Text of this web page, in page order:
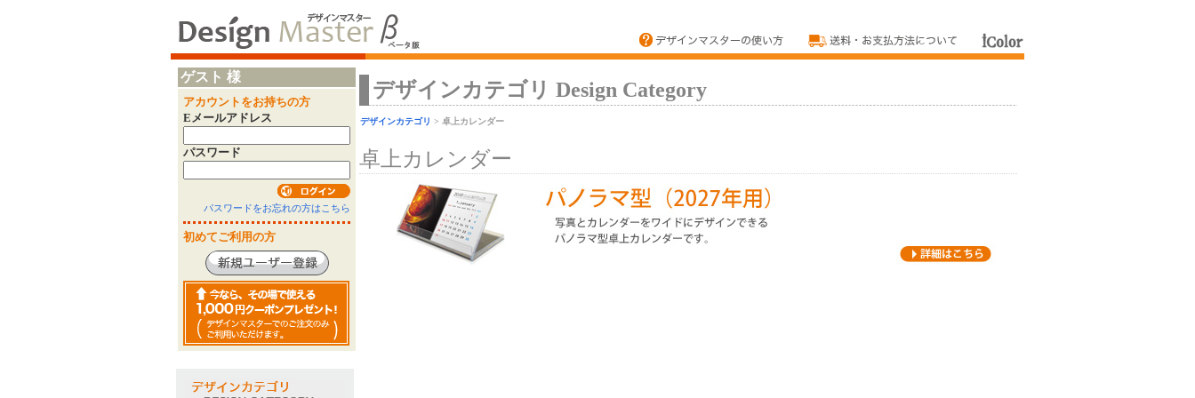
ゲスト 様
アカウントをお持ちの方
Eメールアドレス
パスワード
パスワードをお忘れの方はこちら
初めてご利用の方
デザインカテゴリ Design Category
デザインカテゴリ > 卓上カレンダー
卓上カレンダー